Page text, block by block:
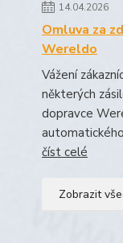
14.04.2026
Omluva za
Wereldo
Vážení
některých
dopravce
číst celé
Zobrazit